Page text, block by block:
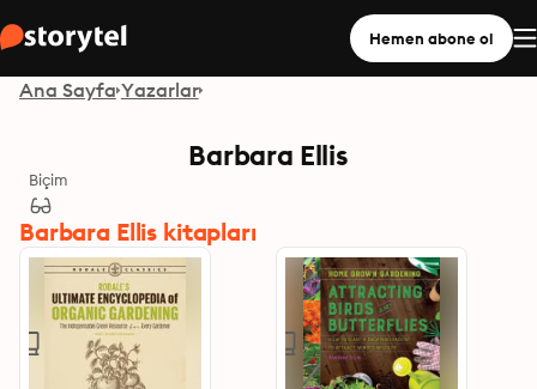
Hemen abone ol
Ana Sayfa Yazarlar
Barbara Ellis
Biçim
Barbara Ellis kitapları